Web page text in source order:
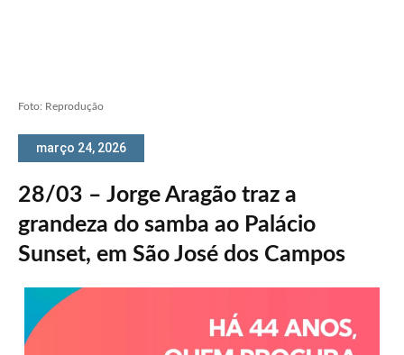
Foto: Reprodução
março 24, 2026
28/03 – Jorge Aragão traz a
grandeza do samba ao Palácio
Sunset, em São José dos Campos